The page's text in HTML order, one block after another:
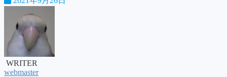
WRITER
webmaster